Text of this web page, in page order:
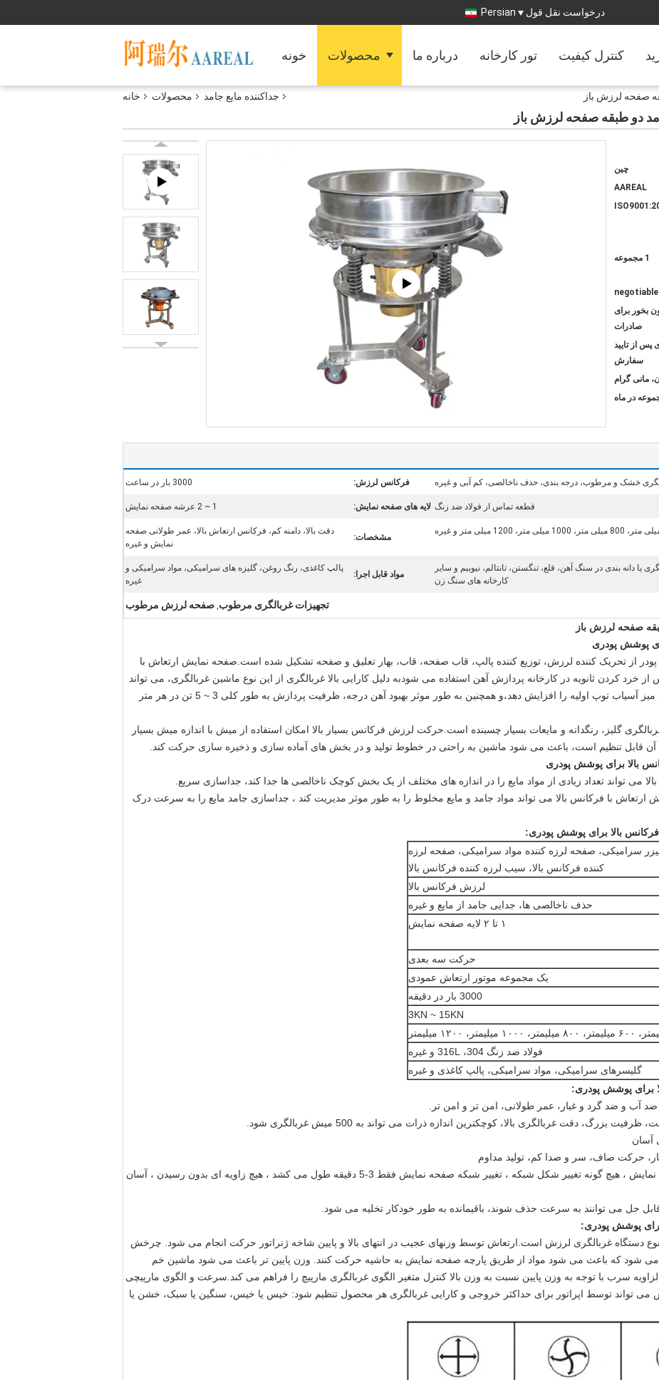
درخواست نقل قول Persian
خونه محصولات درباره ما تور کارخانه کنترل کیفیت
خانه محصولات جداکننده مایع جامد صفحه لرزش باز
دو طبقه صفحه لرزش باز
چین
AAREAL
1 مجموعه
negotiable
بخور برای
صادرات
پس از تایید
سفارش
خشک و مرطوب، درجه بندی، حذف ناخالصی، کم آبی و غیره فرکانس لرزش: 3000 بار در ساعت
قطعه تماس از فولاد ضد زنگ لایه های صفحه نمایش: 1 ~ 2 عرشه صفحه نمایش
مشخصات:
دقت بالا، دامنه کم، فرکانس ارتعاش بالا، عمر طولانی صفحه
نمایش و غیره
یا دانه بندی در سنگ آهن، قلع، تنگستن، تانتالم، نیوبیم و سایر
کارخانه های سنگ زن
مواد قابل اجرا:
پالپ کاغذی، رنگ روغن، گلیزه های سرامیکی، مواد سرامیکی و
غیره
تجهیزات غربالگری مرطوب, صفحه لرزش مرطوب
صفحه لرزش باز
پوشش پودری
از تحریک کننده لرزش، توزیع کننده پالپ، قاب صفحه، قاب، بهار تعلیق و صفحه تشکیل شده است.صفحه نمایش ارتعاش با
خرد کردن ثانویه در کارخانه پردازش آهن استفاده می شودبه دلیل کارایی بالا غربالگری از این نوع ماشین غربالگری، می تواند
بار چرخه خرد ثانویه را کاهش دهد، ظرفیت میز آسیاب توپ اولیه را افزایش دهد،و همچنین به طور موثر بهبود آهن درجه، ظرفیت پردازش به طور کلی 3 ~ 5 تن در هر متر
گلیز، رنگدانه و مایعات بسیار چسبنده است.حرکت لرزش فرکانس بسیار بالا امکان استفاده از میش با اندازه میش بسیار
آن قابل تنظیم است، باعث می شود ماشین به راحتی در خطوط تولید و در بخش های آماده سازی و ذخیره سازی حرکت کند.
بالا برای پوشش پودری
تواند تعداد زیادی از مواد مایع را در اندازه های مختلف از یک بخش کوچک ناخالصی ها جدا کند، جداسازی سریع.
ارتعاش با فرکانس بالا می تواند مواد جامد و مایع مخلوط را به طور موثر مدیریت کند ، جداسازی جامد مایع را به سرعت درک
فرکانس بالا برای پوشش پودری:
سرامیکی، صفحه لرزه کننده مواد سرامیکی، صفحه لرزه
کننده فرکانس بالا، سیب لرزه کننده فرکانس بالا
لرزش فرکانس بالا
حذف ناخالصی ها، جدایی جامد از مایع و غیره
۱ تا ۲ لایه صفحه نمایش
حرکت سه بعدی
یک مجموعه موتور ارتعاش عمودی
3000 بار در دقیقه
3KN ~ 15KN
فولاد ضد زنگ 304، 316L و غیره
گلیسرهای سرامیکی، مواد سرامیکی، پالپ کاغذی و غیره
برای پوشش پودری:
5. ساختار شبکه جدید ، عمر طولانی صفحه نمایش ، هیچ گونه تغییر شکل شبکه ، تغییر شبکه صفحه نمایش فقط 3-5 دقیقه طول می کشد ، هیچ زاویه ای بدون رسیدن ، آسان
برای پوشش پودری:
دستگاه غربالگری لرزش است.ارتعاش توسط وزنهای عجیب در انتهای بالا و پایین شاخه ژنراتور حرکت انجام می شود. چرخش
می شود که باعث می شود مواد از طریق پارچه صفحه نمایش به حاشیه حرکت کنند. وزن پایین تر باعث می شود ماشین خم
سرب با توجه به وزن پایین نسبت به وزن بالا کنترل متغیر الگوی غربالگری مارپیچ را فراهم می کند.سرعت و الگوی مارپیچی
تواند توسط اپراتور برای حداکثر خروجی و کارایی غربالگری هر محصول تنظیم شود: خیس یا خیس، سنگین یا سبک، خشن یا